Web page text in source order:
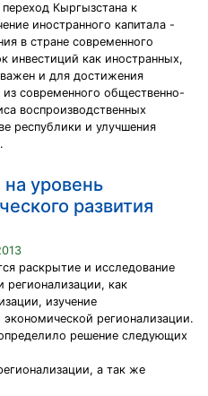
Кыргызстана к
иностранного капитала -
в стране современного
инвестиций как иностранных,
и для достижения
современного общественно-
воспроизводственных
республики и улучшения
уровень
развития
раскрытие и исследование
регионализации, как
изучение
экономической регионализации.
решение следующих
а так же